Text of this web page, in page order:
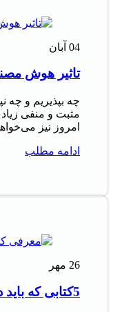
04 آبان
تاثیر هوش
چه بپذیریم و چه
مثبت و منفی
امروز نیز
ادامه مطلب
26 مهر
5کتابی که باید در عمر خود بخوانید